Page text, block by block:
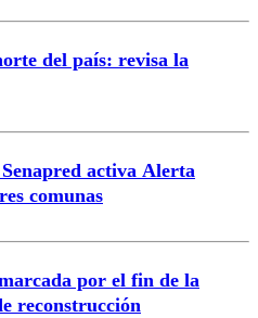
del país: revisa la
activa Alerta
comunas
por el fin de la
reconstrucción